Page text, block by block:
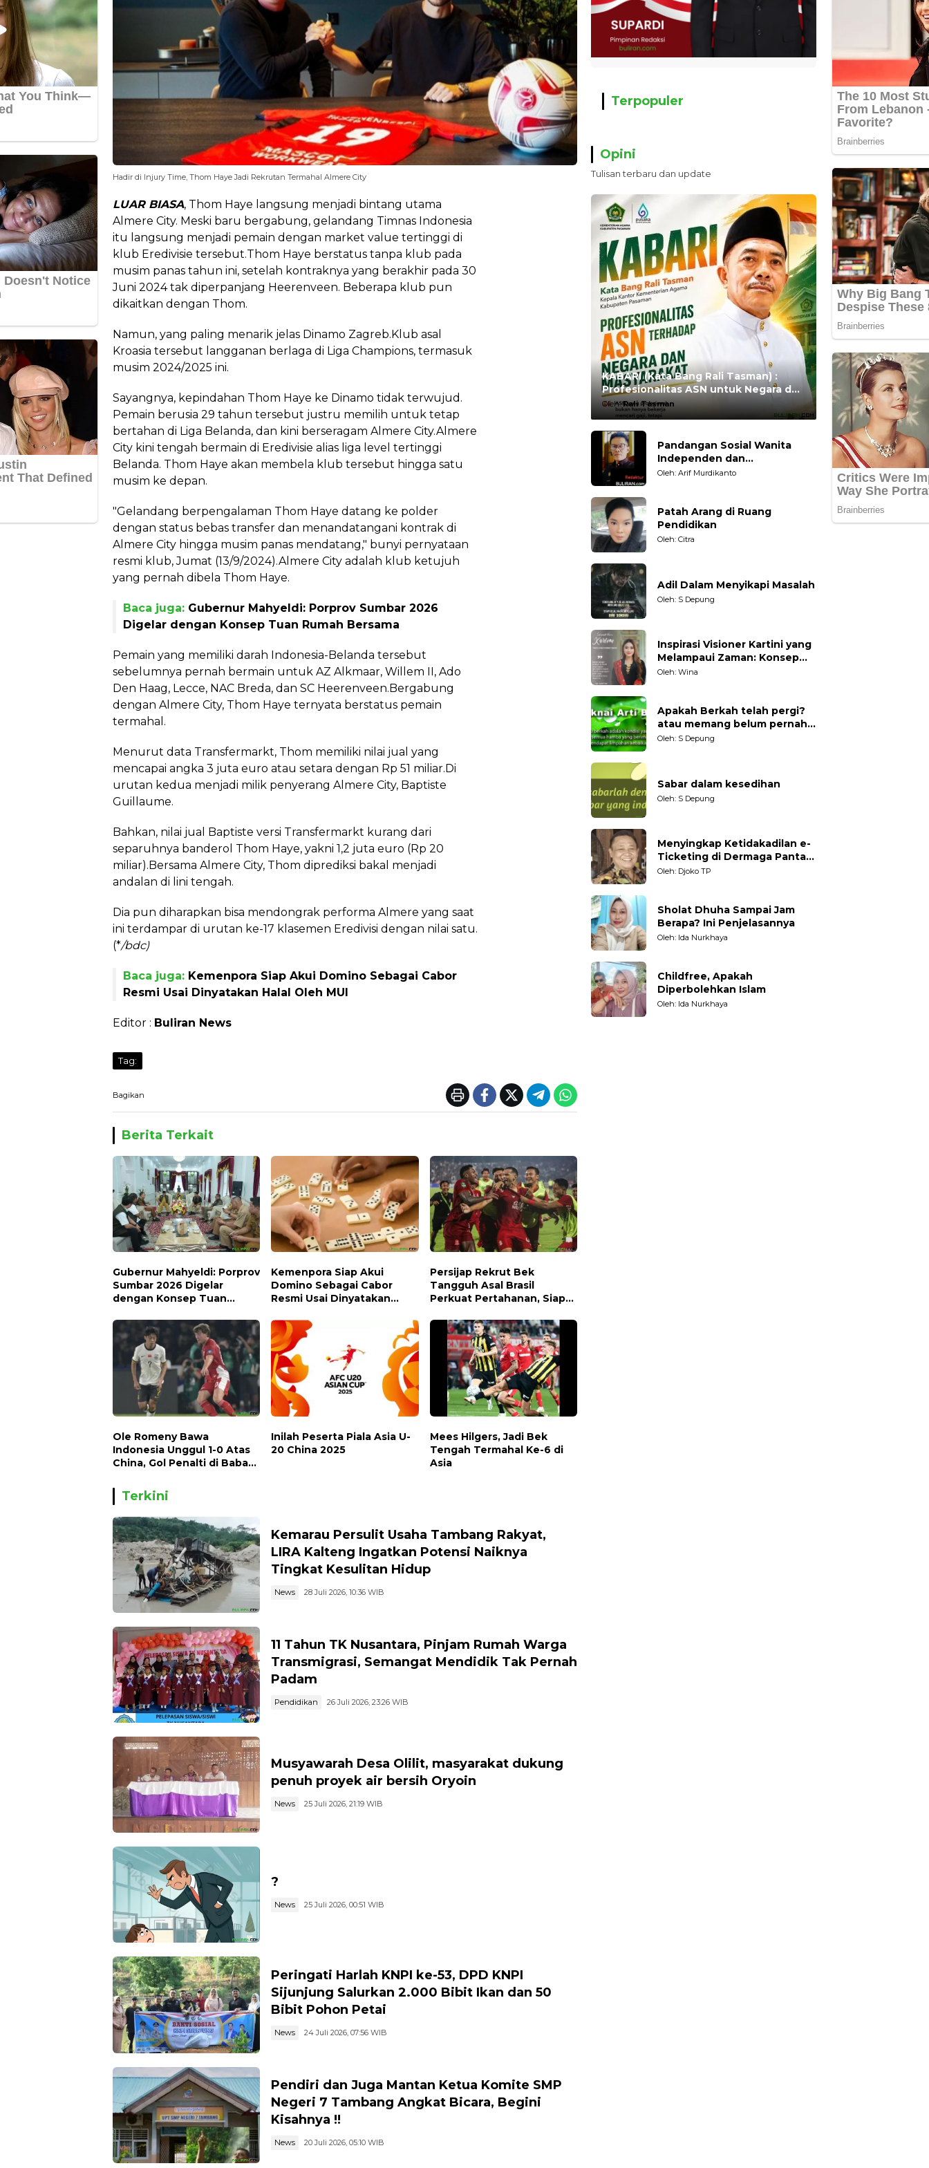
Hadir di Injury Time, Thom Haye Jadi Rekrutan Termahal Almere City
LUAR BIASA, Thom Haye langsung menjadi bintang utama
Almere City. Meski baru bergabung, gelandang Timnas Indonesia
itu langsung menjadi pemain dengan market value tertinggi di
klub Eredivisie tersebut.Thom Haye berstatus tanpa klub pada
musim panas tahun ini, setelah kontraknya yang berakhir pada 30
Juni 2024 tak diperpanjang Heerenveen. Beberapa klub pun
dikaitkan dengan Thom.
Namun, yang paling menarik jelas Dinamo Zagreb.Klub asal
Kroasia tersebut langganan berlaga di Liga Champions, termasuk
musim 2024/2025 ini.
Sayangnya, kepindahan Thom Haye ke Dinamo tidak terwujud.
Pemain berusia 29 tahun tersebut justru memilih untuk tetap
bertahan di Liga Belanda, dan kini berseragam Almere City.Almere
City kini tengah bermain di Eredivisie alias liga level tertinggi
Belanda. Thom Haye akan membela klub tersebut hingga satu
musim ke depan.
"Gelandang berpengalaman Thom Haye datang ke polder
dengan status bebas transfer dan menandatangani kontrak di
Almere City hingga musim panas mendatang," bunyi pernyataan
resmi klub, Jumat (13/9/2024).Almere City adalah klub ketujuh
yang pernah dibela Thom Haye.
Baca juga: Gubernur Mahyeldi: Porprov Sumbar 2026
Digelar dengan Konsep Tuan Rumah Bersama
Pemain yang memiliki darah Indonesia-Belanda tersebut
sebelumnya pernah bermain untuk AZ Alkmaar, Willem II, Ado
Den Haag, Lecce, NAC Breda, dan SC Heerenveen.Bergabung
dengan Almere City, Thom Haye ternyata berstatus pemain
termahal.
Menurut data Transfermarkt, Thom memiliki nilai jual yang
mencapai angka 3 juta euro atau setara dengan Rp 51 miliar.Di
urutan kedua menjadi milik penyerang Almere City, Baptiste
Guillaume.
Bahkan, nilai jual Baptiste versi Transfermarkt kurang dari
separuhnya banderol Thom Haye, yakni 1,2 juta euro (Rp 20
miliar).Bersama Almere City, Thom diprediksi bakal menjadi
andalan di lini tengah.
Dia pun diharapkan bisa mendongrak performa Almere yang saat
ini terdampar di urutan ke-17 klasemen Eredivisi dengan nilai satu.
(*/bdc)
Baca juga: Kemenpora Siap Akui Domino Sebagai Cabor
Resmi Usai Dinyatakan Halal Oleh MUI
Editor : Buliran News
Tag:
Bagikan
Berita Terkait
Gubernur Mahyeldi: Porprov
Sumbar 2026 Digelar
dengan Konsep Tuan
Kemenpora Siap Akui
Domino Sebagai Cabor
Resmi Usai Dinyatakan
Persijap Rekrut Bek
Tangguh Asal Brasil
Perkuat Pertahanan, Siap
Ole Romeny Bawa
Indonesia Unggul 1-0 Atas
China, Gol Penalti di Babak
Inilah Peserta Piala Asia U-
20 China 2025
Mees Hilgers, Jadi Bek
Tengah Termahal Ke-6 di
Asia
Terkini
Kemarau Persulit Usaha Tambang Rakyat,
LIRA Kalteng Ingatkan Potensi Naiknya
Tingkat Kesulitan Hidup
News 28 Juli 2026, 10:36 WIB
11 Tahun TK Nusantara, Pinjam Rumah Warga
Transmigrasi, Semangat Mendidik Tak Pernah
Padam
Pendidikan 26 Juli 2026, 23:26 WIB
Musyawarah Desa Olilit, masyarakat dukung
penuh proyek air bersih Oryoin
News 25 Juli 2026, 21:19 WIB
?
News 25 Juli 2026, 00:51 WIB
Peringati Harlah KNPI ke-53, DPD KNPI
Sijunjung Salurkan 2.000 Bibit Ikan dan 50
Bibit Pohon Petai
News 24 Juli 2026, 07:56 WIB
Pendiri dan Juga Mantan Ketua Komite SMP
Negeri 7 Tambang Angkat Bicara, Begini
Kisahnya !!
News 20 Juli 2026, 05:10 WIB
Terpopuler
Opini
Tulisan terbaru dan update
KABARI (Kata Bang Rali Tasman) :
Profesionalitas ASN untuk Negara dan
Masyarakat
Oleh:Rali Tasman
Pandangan Sosial Wanita
Independen dan
Karakteristiknya
Oleh: Arif Murdikanto
Patah Arang di Ruang
Pendidikan
Oleh: Citra
Adil Dalam Menyikapi Masalah
Oleh: S Depung
Inspirasi Visioner Kartini yang
Melampaui Zaman: Konsep
Kecakapan Hidup bagi
Oleh: Wina
Apakah Berkah telah pergi?
atau memang belum pernah
datang?
Oleh: S Depung
Sabar dalam kesedihan
Oleh: S Depung
Menyingkap Ketidakadilan e-
Ticketing di Dermaga Pantai
Kartini Jepara, terhadap
Oleh: Djoko TP
Sholat Dhuha Sampai Jam
Berapa? Ini Penjelasannya
Oleh: Ida Nurkhaya
Childfree, Apakah
Diperbolehkan Islam
Oleh: Ida Nurkhaya